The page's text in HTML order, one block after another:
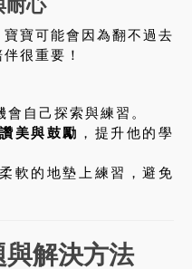
寶寶可能會因為翻不過去
很重要！
會自己探索與練習。
美與鼓勵 ，提升他的學
軟的地墊上練習，避免
解決方法